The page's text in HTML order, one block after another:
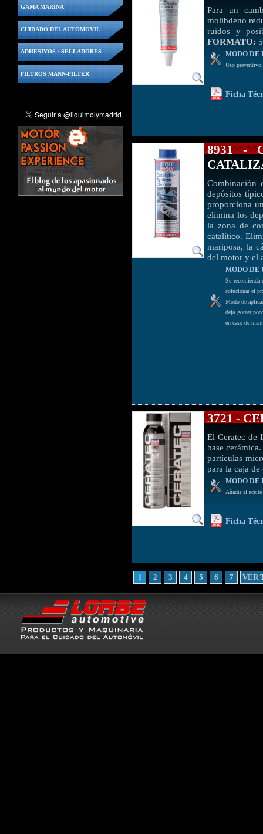
GAMA MARINA
CUIDADO DEL AUTOMOVIL
ADHESIVOS / SELLADORES
FILTROS MANN-FILTER
Para un
molibdeno
ruidos y
FORMATO:
MODO DE
Uso
Ficha
8931 -
Combinación
depósitos
proporciona
elimina los
la zona de
catalítico.
mariposa, la
del motor y el
MODO DE
Se recomienda
solucionar el
Modo de
deja gotear
en caso de
3721 -
El Ceratec de
base
partículas
para la caja
MODO DE
Añadir al
Ficha
1 2 3 4 5 6 7 VER